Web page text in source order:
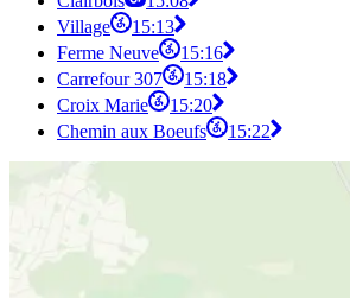
Village
15:13
Ferme Neuve
15:16
Carrefour 307
15:18
Croix Marie
15:20
Chemin aux Boeufs
15:22